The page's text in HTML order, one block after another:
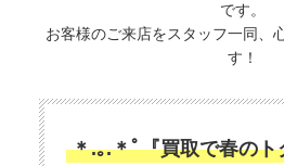
です。
お客様のご来店をスタッフ一同、
す！
＊.｡.＊ﾟ『買取で春の